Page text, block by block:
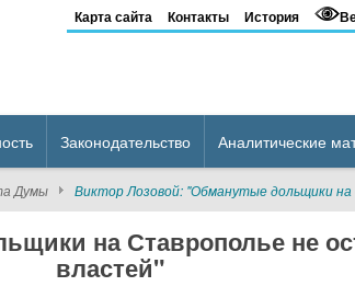
Карта сайта Контакты История
Законодательство Аналитические
Думы Виктор Лозовой: "Обманутые дольщики
на Ставрополье не
властей"